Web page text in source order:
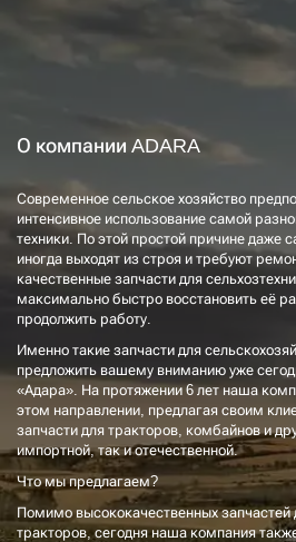
О компании ADARA
Современное сельское хозяйство
интенсивное использование самой
техники. По этой простой причине
иногда выходят из строя и требуют
качественные запчасти для
максимально быстро восстановить её
продолжить работу.
Именно такие запчасти для
предложить вашему вниманию уже
«Адара». На протяжении 6 лет наша
этом направлении, предлагая своим
запчасти для тракторов, комбайнов и
импортной, так и отечественной.
Что мы предлагаем?
Помимо высококачественных запчастей
тракторов, сегодня наша компания